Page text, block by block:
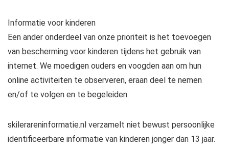
Informatie voor kinderen
Een ander onderdeel van onze prioriteit is het toevoegen
van bescherming voor kinderen tijdens het gebruik van
internet. We moedigen ouders en voogden aan om hun
online activiteiten te observeren, eraan deel te nemen
en/of te volgen en te begeleiden.
skilerareninformatie.nl verzamelt niet bewust persoonlijke
identificeerbare informatie van kinderen jonger dan 13 jaar.